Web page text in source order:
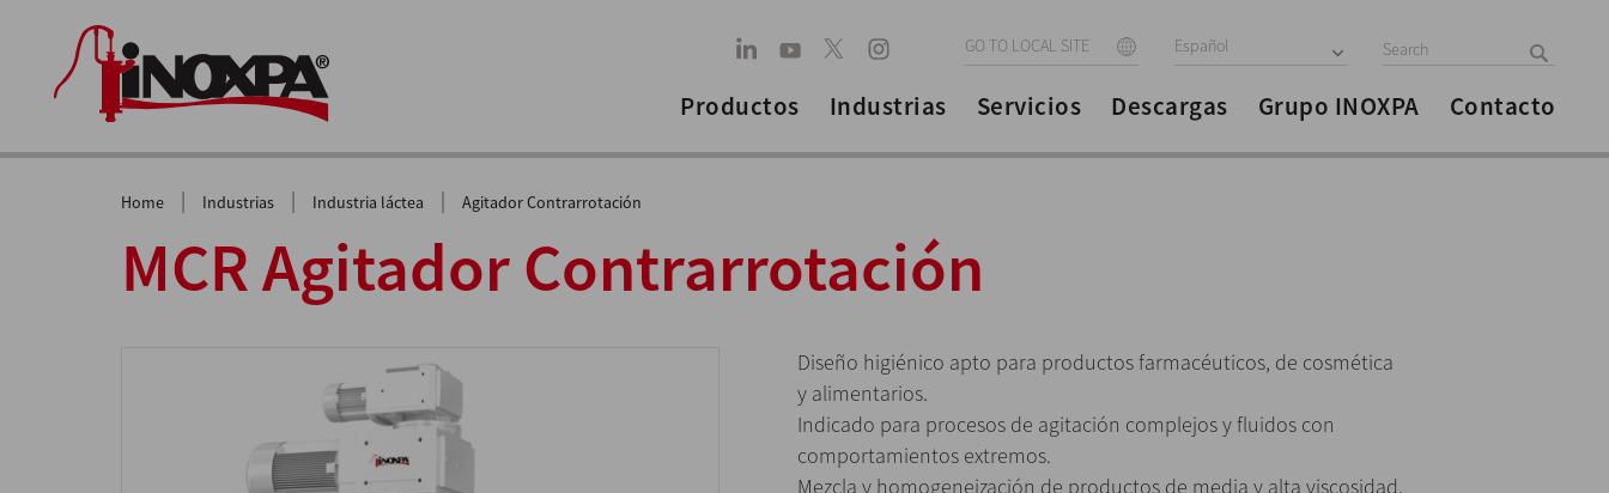
GO TO LOCAL SITE Español
Productos Industrias Servicios Descargas Grupo INOXPA Contacto
Home | Industrias | Industria láctea | Agitador Contrarrotación
MCR Agitador Contrarrotación
Diseño higiénico apto para productos farmacéuticos, de cosmética
y alimentarios.
Indicado para procesos de agitación complejos y fluidos con
comportamientos extremos.
Mezcla y homogeneización de productos de media y alta viscosidad.